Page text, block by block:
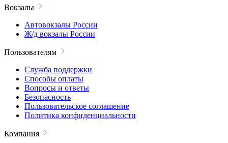
Вокзалы
Автовокзалы России
Ж/д вокзалы России
Пользователям
Служба поддержки
Способы оплаты
Вопросы и ответы
Безопасность
Пользовательское соглашение
Политика конфиденциальности
Компания